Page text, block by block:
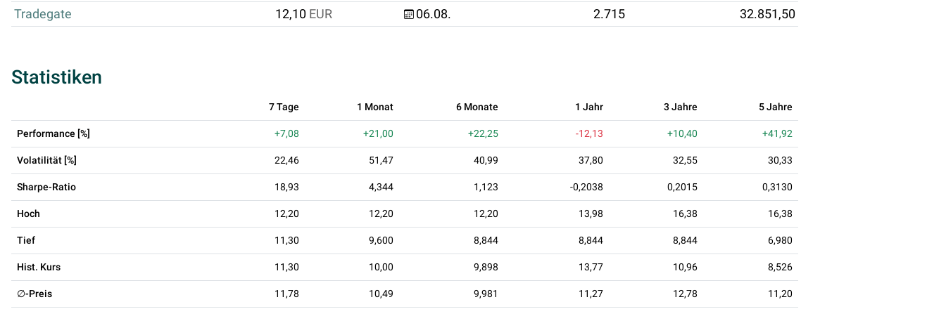
Tradegate
12,10 EUR 06.08. 2.715 32.851,50
Statistiken
7 Tage 1 Monat 6 Monate 1 Jahr 3 Jahre 5 Jahre
Performance [%] +7,08 +21,00 +22,25 -12,13 +10,40 +41,92
Volatilität [%] 22,46 51,47 40,99 37,80 32,55 30,33
Sharpe-Ratio 18,93 4,344 1,123 -0,2038 0,2015 0,3130
Hoch 12,20 12,20 12,20 13,98 16,38 16,38
Tief 11,30 9,600 8,844 8,844 8,844 6,980
Hist. Kurs 11,30 10,00 9,898 13,77 10,96 8,526
∅-Preis 11,78 10,49 9,981 11,27 12,78 11,20